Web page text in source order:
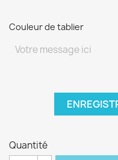
Couleur de tablier
Quantité